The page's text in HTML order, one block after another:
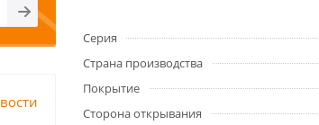
Серия
Страна производства
Покрытие
Сторона открывания